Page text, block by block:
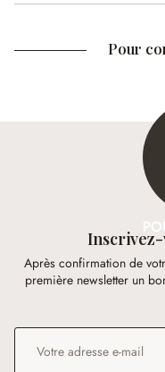
Pour
Après confirmation de
première newsletter un
Adresse e-mail